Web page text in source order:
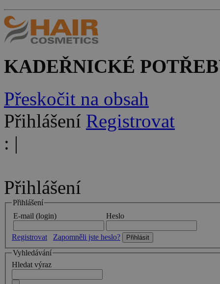
KADEŘNICKÉ
Přeskočit na obsah
Přihlášení Registrovat
: |
Přihlášení
Přihlášení
E-mail (login)
Heslo
Registrovat
Zapomněli jste heslo?
Vyhledávání
Hledat výraz